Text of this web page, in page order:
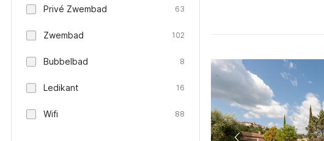
Privé Zwembad 63
Zwembad 102
Bubbelbad 8
Ledikant 16
Wifi 88